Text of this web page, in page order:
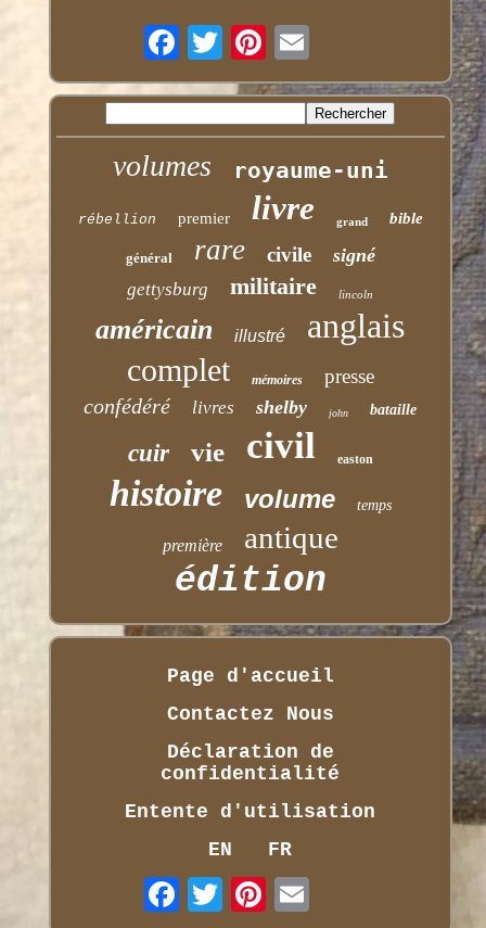
volumes royaume-uni
rébellion premier livre grand bible
général rare civile signé
gettysburg militaire lincoln
américain illustré anglais
complet mémoires presse
confédéré livres shelby john bataille
cuir vie civil easton
histoire volume temps
première antique
édition
Page d'accueil
Contactez Nous
Déclaration de
confidentialité
Entente d'utilisation
EN
FR